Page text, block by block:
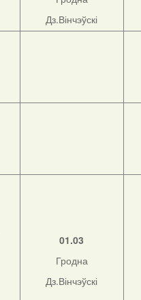
Дз.Вінчэўскі
01.03
Гродна
Дз.Вінчэўскі